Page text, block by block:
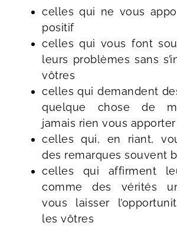
celles qui ne vous
positif
celles qui vous font
leurs problèmes sans
vôtres
celles qui demandent
quelque chose de
jamais rien vous
celles qui, en riant,
des remarques souvent
celles qui affirment
comme des vérités
vous laisser
les vôtres